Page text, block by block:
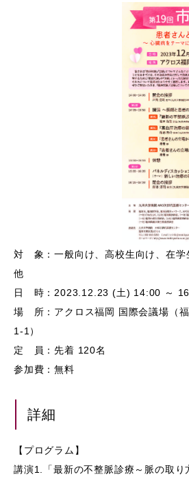
対 象：一般向け、高校生向け、在学
他
日 時：2023.12.23 (土) 14:00 ～
場 所：アクロス福岡 国際会議場（福
1-1）
定 員：先着 120名
参加費：無料
詳細
【プログラム】
講演1.「最新の不整脈診療～脈の取り